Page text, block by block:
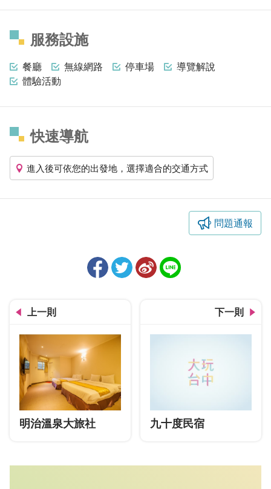
服務設施
餐廳 無線網路 停車場
導覽解說
體驗活動
快速導航
進入後可依您的出發地，選擇適合的交通方式
問題通報
上一則
明治溫泉大旅社
下一則
九十度民宿